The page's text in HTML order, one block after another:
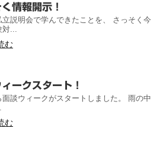
情報開示！
立説明会で学んできたことを、 さっそく今
対...
む
ークスタート！
面談ウィークがスタートしました。 雨の中
む